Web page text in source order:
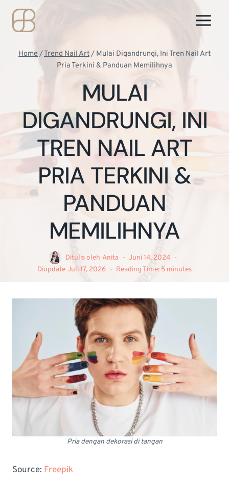
content
Home/Trend Nail Art/ Mulai Digandrungi, Ini Tren Nail Art
Pria Terkini & Panduan Memilihnya
MULAI
DIGANDRUNGI, INI
TREN NAIL ART
PRIA TERKINI &
PANDUAN
MEMILIHNYA
Ditulis oleh Anita
Juni 14, 2024
Diupdate Juli 17, 2026 Reading Time:5 minutes
Pria dengan dekorasi di tangan
Source: Freepik